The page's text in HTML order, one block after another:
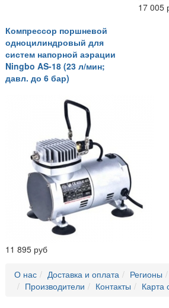
17 005
Компрессор поршневой
одноцилиндровый для
систем напорной аэрации
Ningbo AS-18 (23 л/мин;
давл. до 6 бар)
11 895 руб
О нас Доставка и оплата Регионы
Производители
Контакты Карта